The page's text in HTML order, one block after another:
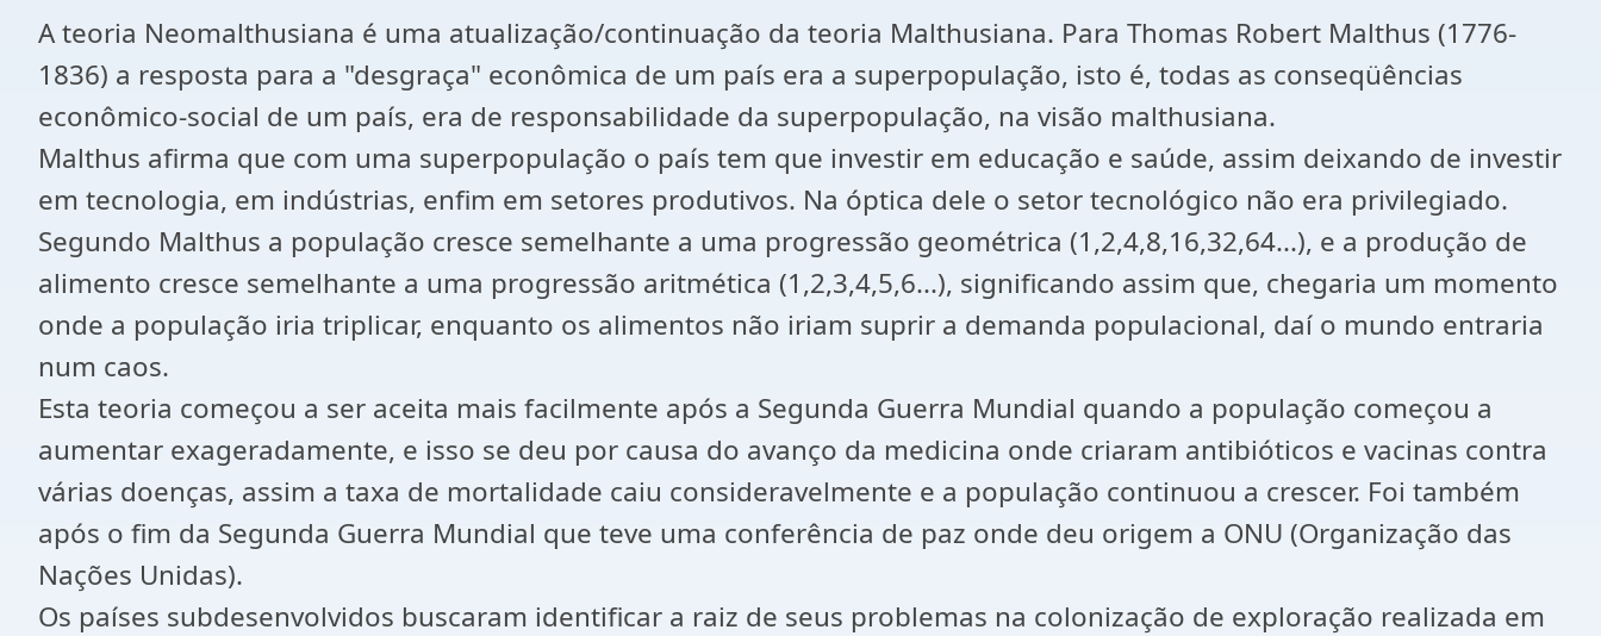
A teoria Neomalthusiana é uma atualização/continuação da teoria Malthusiana. Para Thomas Robert Malthus (1776-
1836) a resposta para a "desgraça" econômica de um país era a superpopulação, isto é, todas as conseqüências
econômico-social de um país, era de responsabilidade da superpopulação, na visão malthusiana.
Malthus afirma que com uma superpopulação o país tem que investir em educação e saúde, assim deixando de investir
em tecnologia, em indústrias, enfim em setores produtivos. Na óptica dele o setor tecnológico não era privilegiado.
Segundo Malthus a população cresce semelhante a uma progressão geométrica (1,2,4,8,16,32,64...), e a produção de
alimento cresce semelhante a uma progressão aritmética (1,2,3,4,5,6...), significando assim que, chegaria um momento
onde a população iria triplicar, enquanto os alimentos não iriam suprir a demanda populacional, daí o mundo entraria
num caos.
Esta teoria começou a ser aceita mais facilmente após a Segunda Guerra Mundial quando a população começou a
aumentar exageradamente, e isso se deu por causa do avanço da medicina onde criaram antibióticos e vacinas contra
várias doenças, assim a taxa de mortalidade caiu consideravelmente e a população continuou a crescer. Foi também
após o fim da Segunda Guerra Mundial que teve uma conferência de paz onde deu origem a ONU (Organização das
Nações Unidas).
Os países subdesenvolvidos buscaram identificar a raiz de seus problemas na colonização de exploração realizada em